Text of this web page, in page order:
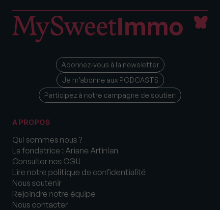
Abonnez-vous à la newsletter
Je m’abonne aux PODCASTS
Participez à notre campagne de soutien
A PROPOS
Qui sommes nous ?
La fondatrice : Ariane Artinian
Consulter nos CGU
Lire notre politique de confidentialité
Nous soutenir
Rejoindre notre équipe
Nous contacter